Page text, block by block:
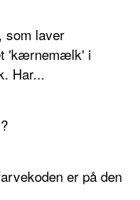
som laver
'kærnemælk' i
Har...
er på den